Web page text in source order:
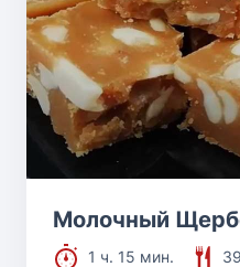
Молочный
1 ч. 15 мин.